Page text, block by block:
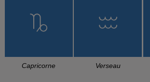
Capricorne Verseau